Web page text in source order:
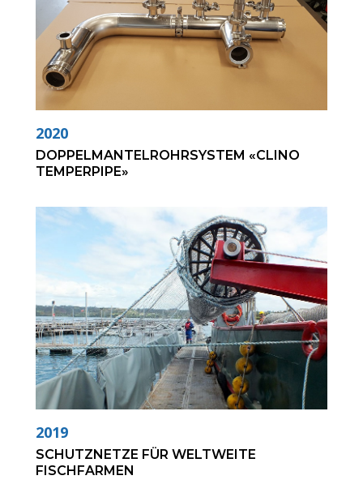
2020
DOPPELMANTELROHRSYSTEM «CLINO
TEMPERPIPE»
2019
SCHUTZNETZE FÜR WELTWEITE
FISCHFARMEN